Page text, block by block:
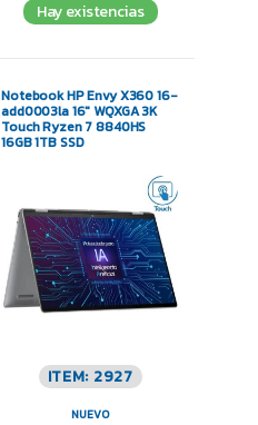
Hay existencias
Notebook HP Envy X360 16-
add0003la 16″ WQXGA 3K
Touch Ryzen 7 8840HS
16GB 1TB SSD
ITEM: 2927
NUEVO